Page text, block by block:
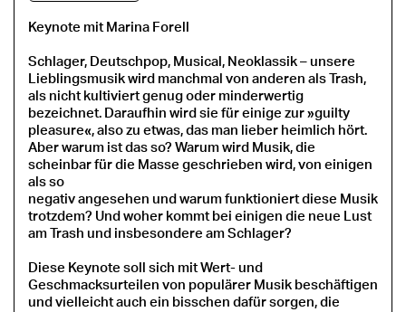
Keynote mit Marina Forell
Schlager, Deutschpop, Musical, Neoklassik – unsere
Lieblingsmusik wird manchmal von anderen als Trash,
als nicht kultiviert genug oder minderwertig
bezeichnet. Daraufhin wird sie für einige zur »guilty
pleasure«, also zu etwas, das man lieber heimlich hört.
Aber warum ist das so? Warum wird Musik, die
scheinbar für die Masse geschrieben wird, von einigen
als so
negativ angesehen und warum funktioniert diese Musik
trotzdem? Und woher kommt bei einigen die neue Lust
am Trash und insbesondere am Schlager?
Diese Keynote soll sich mit Wert- und
Geschmacksurteilen von populärer Musik beschäftigen
und vielleicht auch ein bisschen dafür sorgen, die